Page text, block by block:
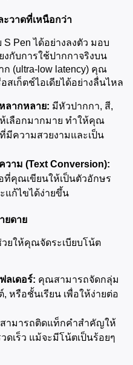
ะวาดที่เหนือกว่า
S Pen ได้อย่างลงตัว มอบ
กับการใช้ปากกาจริงบน
(ultra-low latency) คุณ
เก็ตช์ไอเดียได้อย่างลื่นไหล
ลากหลาย: มีหัวปากกา, สี,
เลือกมากมาย ทำให้คุณ
มีความสวยงามและเป็น
วาม (Text Conversion):
ที่คุณเขียนให้เป็นตัวอักษร
ก้ไขได้ง่ายขึ้น
ยดาย
วยให้คุณจัดระเบียบโน้ต
ลเดอร์: คุณสามารถจัดกลุ่ม
หรือชั้นเรียน เพื่อให้ง่ายต่อ
สามารถติดแท็กคำสำคัญให้
เร็ว แม้จะมีโน้ตเป็นร้อยๆ